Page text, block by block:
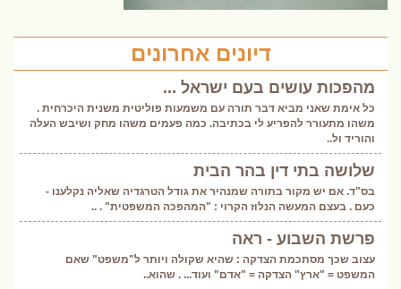
דיונים אחרונים
מהפכות עושים בעם ישראל ...
כל אימת שאני מביא דבר תורה עם משמעות פוליטית משנית היכרחית .
משהו מתעורר להפריע לי בכתיבה. כמה פעמים משהו מחק ושיבש העלה
והוריד ול..
שלושה בתי דין בהר הבית
בס"ד. אם יש מקור בתורה שמנהיר את גודל הטרגדיה שאליה נקלענו -
כעם . בעצם המעשה הנלוז הקרוי : "המהפכה המשפטית" . ..
פרשת השבוע - ראה
עצוב שכך מסתכמת הצדקה : שהיא שקולה ויותר ל"משפט" שאם
המשפט = "ארץ" הצדקה = "אדם" ועוד... . שהוא..